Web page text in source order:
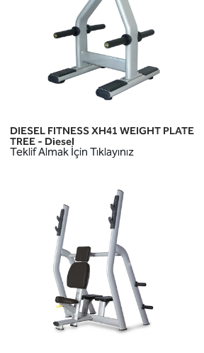
HIZLI GÖRÜNÜM
DIESEL FITNESS XH41 WEIGHT PLATE
TREE - Diesel
Teklif Almak İçin Tıklayınız